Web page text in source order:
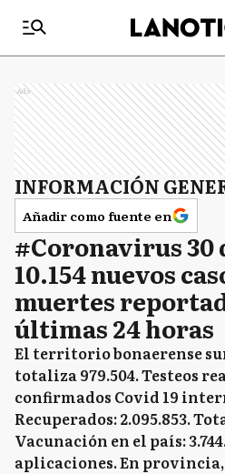
Ads
INFORMACIÓN
Añadir como fuente en
#Coronavirus 30
10.154 nuevos
muertes
últimas 24 horas
El territorio bonaerense
totaliza 979.504. Testeos
confirmados Covid 19
Recuperados: 2.095.853.
Vacunación en el país:
aplicaciones. En provincia,